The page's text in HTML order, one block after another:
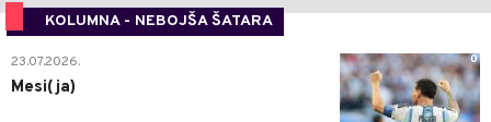
KOLUMNA - NEBOJŠA ŠATARA
0
23.07.2026.
Mesi(ja)